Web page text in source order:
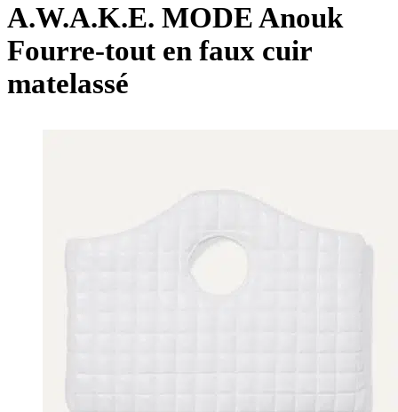
A.W.A.K.E. MODE Anouk
Fourre-tout en faux cuir
matelassé